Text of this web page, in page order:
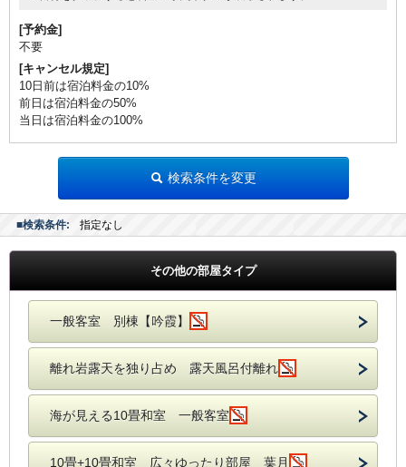
[予約金]
不要
[キャンセル規定]
10日前は宿泊料金の10%
前日は宿泊料金の50%
当日は宿泊料金の100%
検索条件を変更
■検索条件: 指定なし
その他の部屋タイプ
一般客室 別棟【吟霞】
離れ岩露天を独り占め 露天風呂付離れ
海が見える10畳和室 一般客室
10畳+10畳和室 広々ゆったり部屋 葉月